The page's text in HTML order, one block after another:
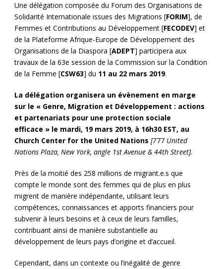
Une délégation composée du Forum des Organisations de
Solidarité Internationale issues des Migrations [FORIM], de
Femmes et Contributions au Développement [FECODEV] et
de la Plateforme Afrique-Europe de Développement des
Organisations de la Diaspora [ADEPT] participera aux
travaux de la 63e session de la Commission sur la Condition
de la Femme [CSW63] du 11 au 22 mars 2019.
La délégation organisera un évènement en marge
sur le « Genre, Migration et Développement : actions
et partenariats pour une protection sociale
efficace » le mardi, 19 mars 2019, à 16h30 EST, au
Church Center for the United Nations [777 United
Nations Plaza, New York, angle 1st Avenue & 44th Street].
Près de la moitié des 258 millions de migrant.e.s que
compte le monde sont des femmes qui de plus en plus
migrent de manière indépendante, utilisant leurs
compétences, connaissances et apports financiers pour
subvenir à leurs besoins et à ceux de leurs familles,
contribuant ainsi de manière substantielle au
développement de leurs pays d’origine et d’accueil.
Cependant, dans un contexte ou l’inégalité de genre